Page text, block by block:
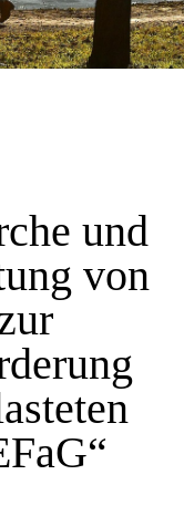
und
von